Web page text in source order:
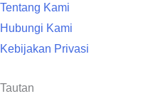
Tentang Kami
Hubungi Kami
Kebijakan Privasi
Tautan